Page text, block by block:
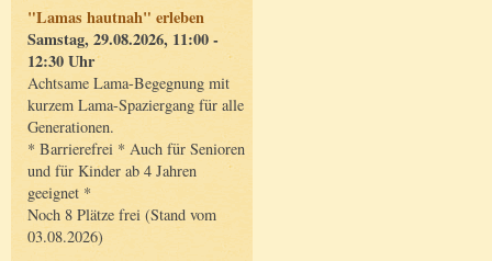
"Lamas hautnah" erleben
Samstag, 29.08.2026, 11:00 -
12:30 Uhr
Achtsame Lama-Begegnung mit
kurzem Lama-Spaziergang für alle
Generationen.
* Barrierefrei * Auch für Senioren
und für Kinder ab 4 Jahren
geeignet *
Noch 8 Plätze frei (Stand vom
03.08.2026)